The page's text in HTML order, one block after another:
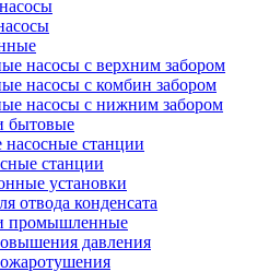
насосы с верхним забором
насосы с комбин забором
насосы с нижним забором
бытовые
станции
станции
установки
отвода конденсата
промышленные
давления